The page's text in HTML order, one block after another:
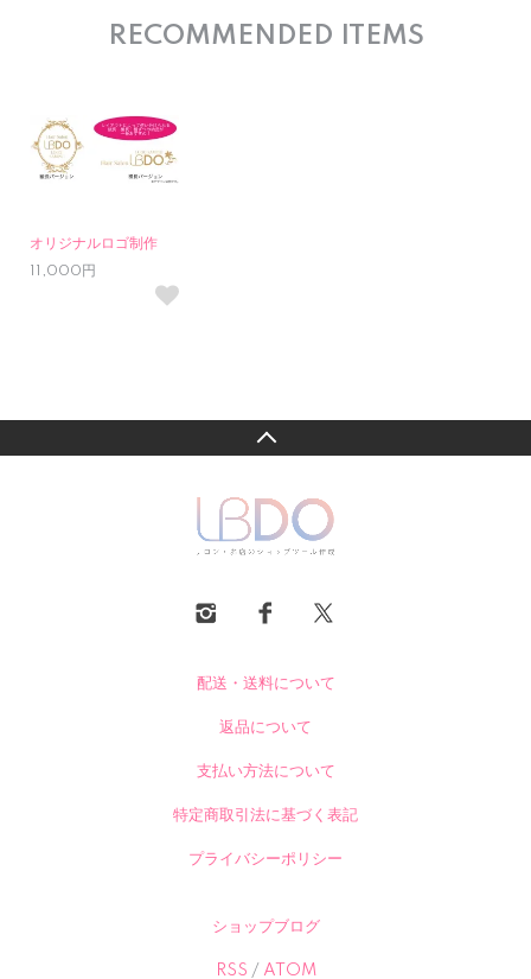
RECOMMENDED ITEMS
オリジナルロゴ制作
11,000円
配送・送料について
返品について
支払い方法について
特定商取引法に基づく表記
プライバシーポリシー
ショップブログ
RSS / ATOM